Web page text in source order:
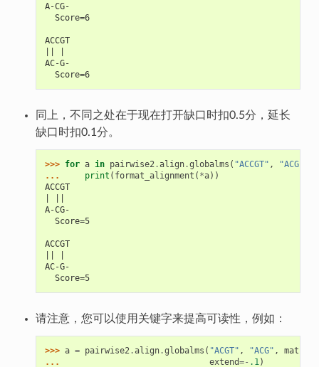
A-CG-
  Score=6
ACCGT
AC-G-
  Score=6
同上，不同之处在于现在打开缺口时扣0.5分，延长
缺口时扣0.1分。
>>> for a in pairwise2.align.globalms ( "ACCGT" , "ACG"
...
print ( format_alignment ( *a))
ACCGT
A-CG-
  Score=5
ACCGT
AC-G-
  Score=5
请注意，您可以使用关键字来提高可读性，例如：
>>> a = pairwise2.align.globalms ( "ACGT" , "ACG" , match
...
extend=- .1)